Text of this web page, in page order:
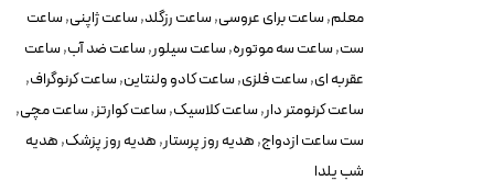
معلم,ساعت برای عروسی,ساعت رزگلد,ساعت ژاپنی,ساعت
ست,ساعت سه موتوره,ساعت سیلور,ساعت ضد آب,ساعت
عقربه ای,ساعت فلزی,ساعت کادو ولنتاین,ساعت کرنوگراف,
ساعت کرنومتر دار,ساعت کلاسیک,ساعت کوارتز,ساعت مچی,
ست ساعت ازدواج,هدیه روز پرستار,هدیه روز پزشک,هدیه
شب یلدا